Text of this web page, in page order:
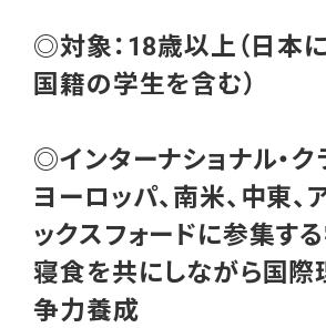
◎対象：18歳以上（日本
国籍の学生を含む）
◎インターナショナル・ク
ヨーロッパ、南米、中東、
ックスフォードに参集す
寝食を共にしながら国際
争力養成